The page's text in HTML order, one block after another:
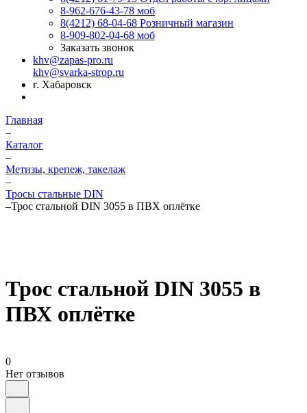
8-962-676-43-78 моб
8(4212) 68-04-68 Розничный магазин
8-909-802-04-68 моб
Заказать звонок
khv@zapas-pro.ru
khv@svarka-strop.ru
г. Хабаровск
Главная
–
Каталог
–
Метизы, крепеж, такелаж
–
Тросы стальные DIN
–Трос стальной DIN 3055 в ПВХ оплётке
Трос стальной DIN 3055 в
ПВХ оплётке
0
Нет отзывов